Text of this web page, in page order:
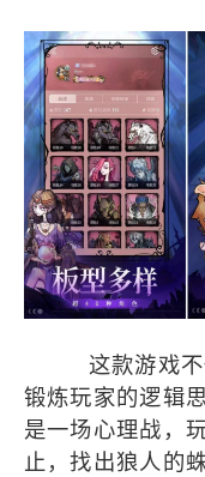
这款游戏不仅
锻炼玩家的逻辑
是一场心理战，
止，找出狼人的